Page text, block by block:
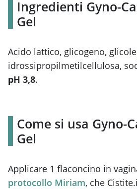
Ingredienti Gyno-
Gel
Acido lattico, glicogeno,
idrossipropilmetilcellulosa,
pH 3,8.
Come si usa Gyno-
Gel
Applicare 1 flaconcino in
protocollo Miriam, che